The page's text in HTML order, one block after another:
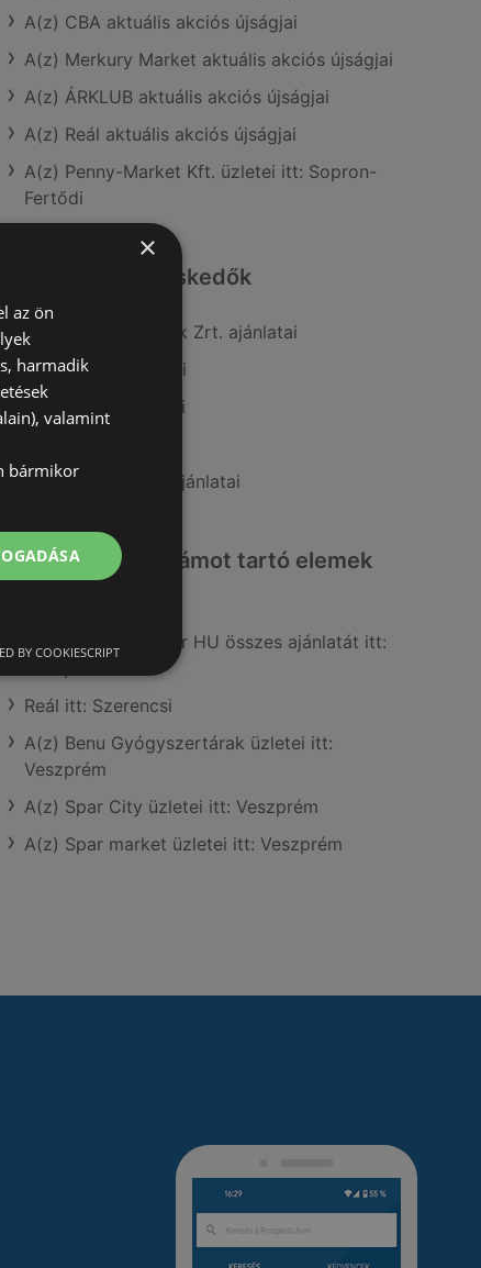
A(z) CBA aktuális akciós újságjai
A(z) Merkury Market aktuális akciós újságjai
A(z) ÁRKLUB aktuális akciós újságjai
A(z) Reál aktuális akciós újságjai
A(z) Penny-Market Kft. üzletei itt: Sopron-
Fertődi
Hasonló kiskereskedők
A(z) COOP Szolnok Zrt. ajánlatai
A(z) Príma ajánlatai
A(z) Coop ajánlatai
A(z) FullDiszkont ajánlatai
Érdeklődésre számot tartó elemek
itt:
Mutassa a(z) Müller HU összes ajánlatát itt:
Reál itt: Szerencsi
A(z) Benu Gyógyszertárak üzletei itt:
Veszprém
A(z) Spar City üzletei itt: Veszprém
A(z) Spar market üzletei itt: Veszprém
×
az ön
harmadik
valamint
bármikor
BY COOKIESCRIPT